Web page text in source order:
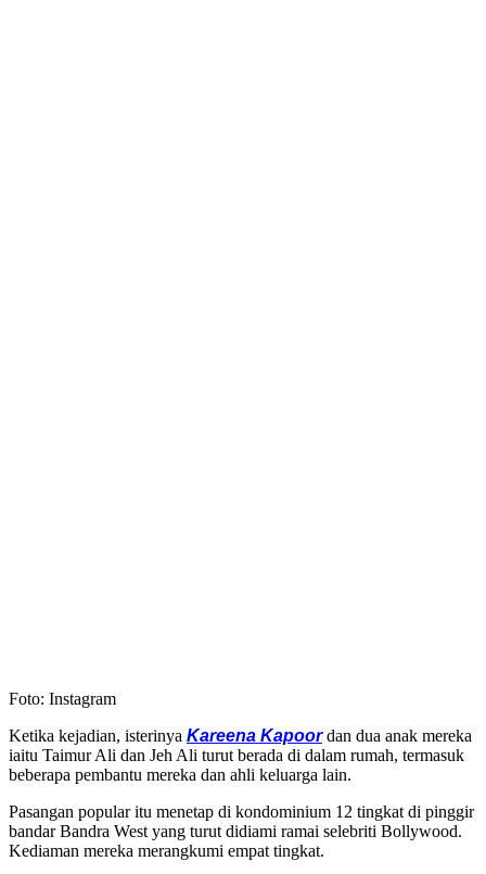
Foto: Instagram
Ketika kejadian, isterinya Kareena Kapoordan dua anak mereka
iaitu Taimur Ali dan Jeh Ali turut berada di dalam rumah, termasuk
beberapa pembantu mereka dan ahli keluarga lain.
Pasangan popular itu menetap di kondominium 12 tingkat di pinggir
bandar Bandra West yang turut didiami ramai selebriti Bollywood.
Kediaman mereka merangkumi empat tingkat.